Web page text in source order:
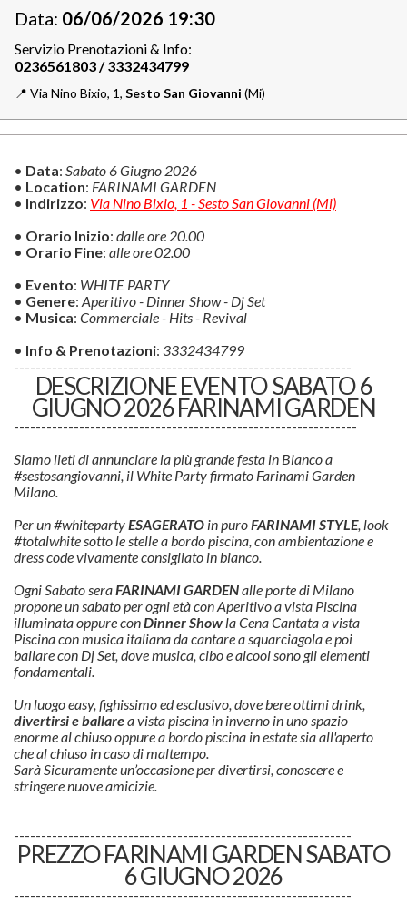
Data: 06/06/2026 19:30
Servizio Prenotazioni & Info:
📍️ Via Nino Bixio, 1, Sesto San Giovanni (Mi)
• Data: Sabato 6 Giugno 2026
• Location: FARINAMI GARDEN
• Indirizzo: Via Nino Bixio, 1 - Sesto San Giovanni (Mi)
• Orario Inizio: dalle ore 20.00
• Orario Fine: alle ore 02.00
• Evento: WHITE PARTY
• Genere: Aperitivo - Dinner Show - Dj Set
• Musica: Commerciale - Hits - Revival
• Info & Prenotazioni: 3332434799
--------------------------------------------------------------
DESCRIZIONE EVENTO SABATO 6
GIUGNO 2026 FARINAMI GARDEN
---------------------------------------------------------------
Siamo lieti di annunciare la più grande festa in Bianco a
#sestosangiovanni, il White Party firmato Farinami Garden
Milano.
Per un #whitepartyESAGERATO in puroFARINAMI STYLE, look
#totalwhite sotto le stelle a bordo piscina, con ambientazione e
dress code vivamente consigliato in bianco.
Ogni Sabato seraFARINAMI GARDENalle porte di Milano
propone un sabato per ogni età con Aperitivo a vista Piscina
illuminata oppure conDinner Show la Cena Cantata a vista
Piscina con musica italiana da cantare a squarciagola e poi
ballare con Dj Set, dove musica, cibo e alcool sono gli elementi
fondamentali.
Un luogo easy, fighissimo ed esclusivo, dove bere ottimi drink,
divertirsi e ballarea vista piscina in inverno in uno spazio
enorme al chiuso oppure a bordo piscina in estate sia all'aperto
che al chiuso in caso di maltempo.
Sarà Sicuramente un’occasione per divertirsi, conoscere e
stringere nuove amicizie.
--------------------------------------------------------------
PREZZO FARINAMI GARDEN SABATO
6 GIUGNO 2026
--------------------------------------------------------------